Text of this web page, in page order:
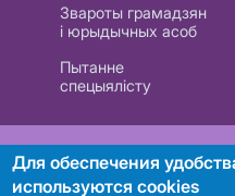
Звароты грамадзян
і юрыдычных асоб
Пытанне
спецыялісту
РУП «Белтэлекам». УНП
Для обеспечения
используются cookies